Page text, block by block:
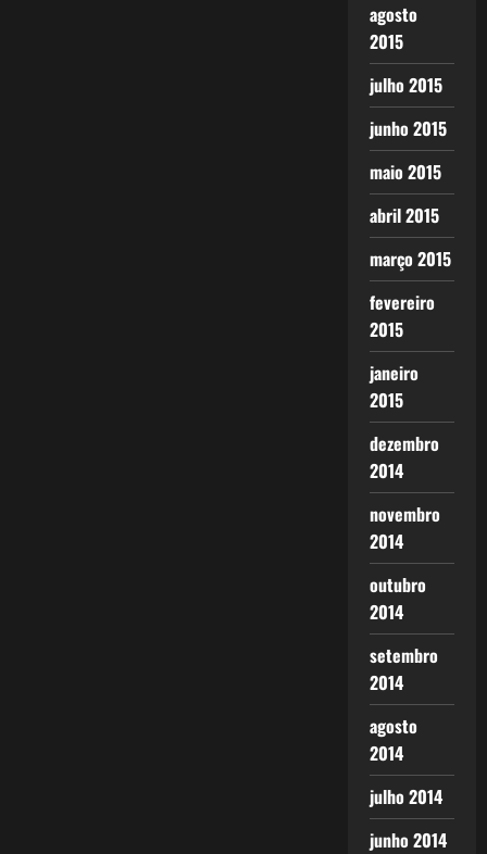
agosto
2015
julho 2015
junho 2015
maio 2015
abril 2015
março 2015
fevereiro
2015
janeiro
2015
dezembro
2014
novembro
2014
outubro
2014
setembro
2014
agosto
2014
julho 2014
junho 2014